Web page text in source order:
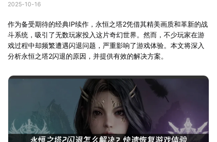
2025-10-16
作为备受期待的经典IP续作，永恒之塔2凭借其精美画质和革新的战
斗系统，吸引了无数玩家投入这片奇幻世界。然而，不少玩家在游
戏过程中却频繁遭遇闪退问题，严重影响了游戏体验。本文将深入
分析永恒之塔2闪退的原因，并提供有效的解决方案。